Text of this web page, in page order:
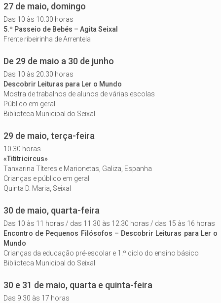
27 de maio, domingo
Das 10 às 10.30 horas
5.º Passeio de Bebés – Agita Seixal
Frente ribeirinha de Arrentela
De 29 de maio a 30 de junho
Das 10 às 20.30 horas
Descobrir Leituras para Ler o Mundo
Mostra de trabalhos de alunos de várias escolas
Público em geral
Biblioteca Municipal do Seixal
29 de maio, terça-feira
10.30 horas
«Tititricircus»
Tanxarina Títeres e Marionetas, Galiza, Espanha
Crianças e público em geral
Quinta D. Maria, Seixal
30 de maio, quarta-feira
Das 10 às 11 horas / das 11.30 às 12.30 horas / das 15 às 16 horas
Encontro de Pequenos Filósofos – Descobrir Leituras para Ler o
Mundo
Crianças da educação pré-escolar e 1.º ciclo do ensino básico
Biblioteca Municipal do Seixal
30 e 31 de maio, quarta e quinta-feira
Das 9.30 às 17 horas